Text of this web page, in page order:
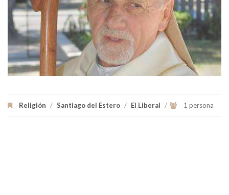
Religión / Santiago del Estero / El Liberal / 1 persona